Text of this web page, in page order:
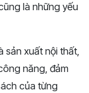
là những yếu
sản xuất nội thất,
năng, đảm
của từng